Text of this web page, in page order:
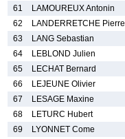
61
LAMOUREUX Antonin
62
LANDERRETCHE Pierre
63
LANG Sebastian
64
LEBLOND Julien
65
LECHAT Bernard
66
LEJEUNE Olivier
67
LESAGE Maxine
68
LETURC Hubert
69
LYONNET Come